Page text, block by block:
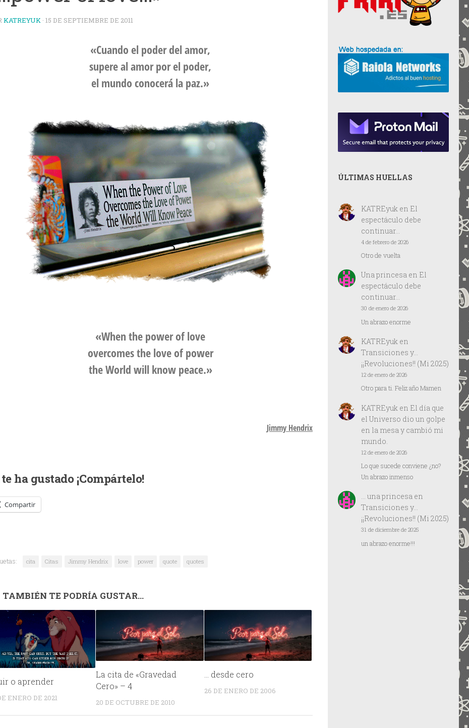
KATREYUK · 15 DE SEPTIEMBRE DE 2011
«Cuando el poder del amor,
supere al amor por el poder,
el mundo conocerá la paz.»
«When the power of love
overcomes the love of power
the World will know peace.»
Jimmy Hendrix
ha gustado ¡Compártelo!
Compartir
cita Citas Jimmy Hendrix love power quote quotes
TAMBIÉN TE PODRÍA GUSTAR...
o aprender
ENERO DE 2021
La cita de «Gravedad
Cero» – 4
20 DE OCTUBRE DE 2010
… desde cero
26 DE ENERO DE 2006
ÚLTIMAS HUELLAS
KATREyuk en El
espectáculo debe
continuar…
4 de febrero de 2026
Otro de vuelta
Una princesaen El
espectáculo debe
continuar…
30 de enero de 2026
Un abrazo enorme
KATREyuken
Transiciones y…
¡¡Revoluciones!! (Mi 2025)
12 de enero de 2026
Otro para ti. Feliz año Mamen
KATREyuk en El día que
el Universo dio un golpe
en la mesa y cambió mi
mundo.
12 de enero de 2026
Lo que sucede conviene ¿no?
Un abrazo inmenso
… una princesaen
Transiciones y…
¡¡Revoluciones!! (Mi 2025)
31 de diciembre de 2025
un abrazo enorme!!!